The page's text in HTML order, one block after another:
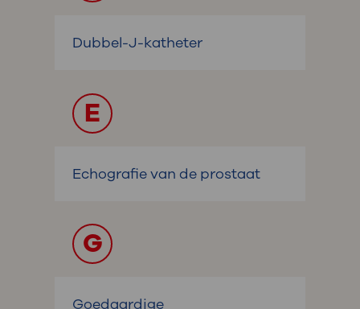
Dubbel-J-katheter
E
Echografie van de prostaat
G
Goedaardige